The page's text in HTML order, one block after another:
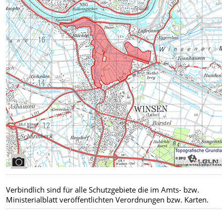
Bildrechte:
Verbindlich sind für alle Schutzgebietedie im Amts- bzw.
Ministerialblatt veröffentlichten Verordnungen bzw. Karten.